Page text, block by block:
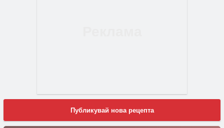
Публикувай нова рецепта